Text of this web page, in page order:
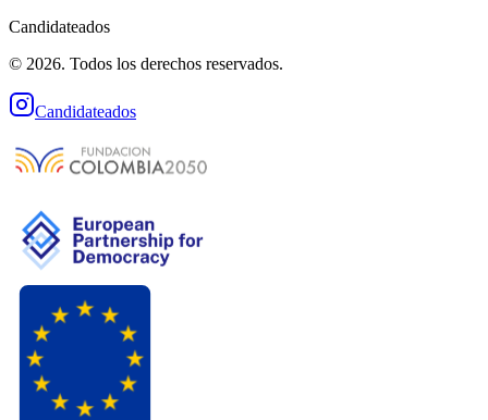
Candidateados
© 2026. Todos los derechos reservados.
Candidateados